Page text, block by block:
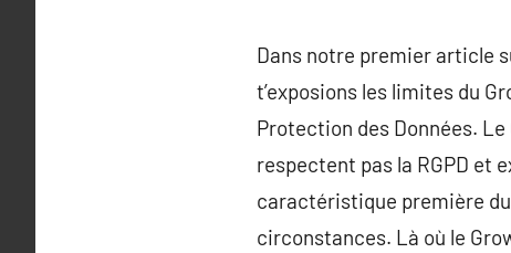
Dans notre premier article
t’exposions les limites du
Protection des Données.
respectent pas la RGPD et
caractéristique première du
circonstances. Là où le